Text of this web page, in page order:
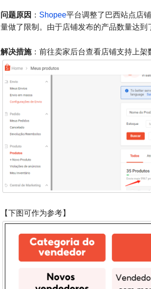
问题原因 ： Shopee平台调整了巴西站点店
量做了限制。由于店铺发布的产品数量达
解决措施：前往卖家后台查看店铺支持上
【下图可作为参考】